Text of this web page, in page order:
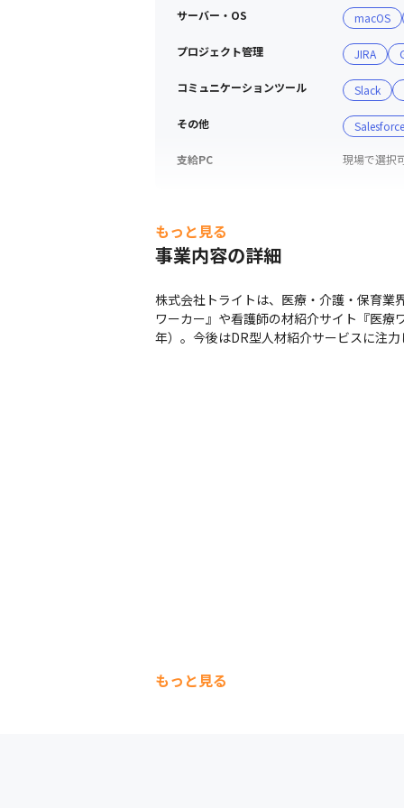
サーバー・OS macOS
プロジェクト管理 JIRA
コミュニケーションツール Slack
その他 Salesforce
支給PC 現場で選択
もっと見る
事業内容の詳細
株式会社トライトは、医療・介護・保育業
ワーカー』や看護師の材紹介サイト『医
年）。今後はDR型人材紹介サービスに注
もっと見る